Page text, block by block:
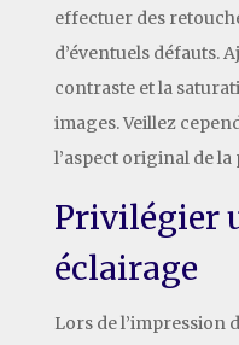
effectuer des
d’éventuels défauts.
contraste et la
images. Veillez
l’aspect original de la
Privilégier
éclairage
Lors de l’impression